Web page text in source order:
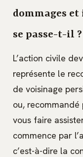
dommages
se passe-t-il ?
L’action civile
représente le
de voisinage
ou,
vous faire
commence par
c’est-à-dire la